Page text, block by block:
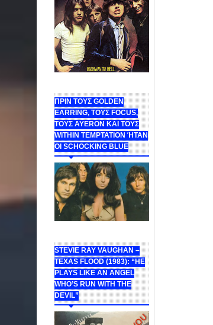
ΠΡΙΝ ΤΟΥΣ GOLDEN
EARRING, ΤΟΥΣ FOCUS,
ΤΟΥΣ ΑΥΕROΝ ΚΑΙ ΤΟΥΣ
WITHIN TEMPTATION ΉΤΑΝ
ΟΙ SCHOCKING BLUE
STEVIE RAY VAUGHAN –
TEXAS FLOOD (1983): “HE
PLAYS LIKE AN ANGEL
WHO’S RUN WITH THE
DEVIL”